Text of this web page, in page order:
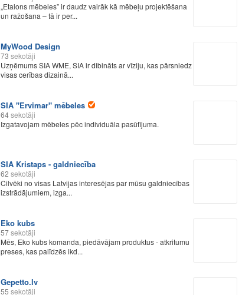
„Etalons mēbeles” ir daudz vairāk kā mēbeļu projektēšana
un ražošana – tā ir per...
MyWood Design
73 sekotāji
Uzņēmums SIA WME, SIA ir dibināts ar vīziju, kas pārsniedz
visas cerības dizainā...
SIA "Ervimar" mēbeles
64sekotāji
Izgatavojam mēbeles pēc individuāla pasūtījuma.
SIA Kristaps - galdniecība
62 sekotāji
Cilvēki no visas Latvijas interesējas par mūsu galdniecības
izstrādājumiem, izga...
Eko kubs
57sekotāji
Mēs, Eko kubs komanda, piedāvājam produktus - atkritumu
preses, kas palīdzēs ikd...
Gepetto.lv
55 sekotāji